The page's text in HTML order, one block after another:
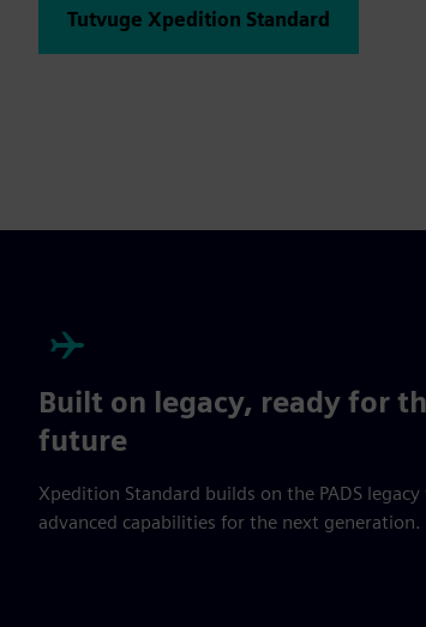
Tutvuge Xpedition Standard
Built on legacy, ready for
future
Xpedition Standard builds on the PADS
advanced capabilities for the next generation.